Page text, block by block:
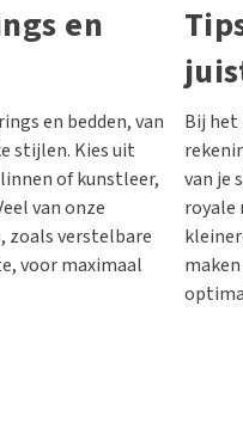
en
en bedden, van
stijlen. Kies uit
of kunstleer,
van onze
zoals verstelbare
voor maximaal
Bij het
van je
royale